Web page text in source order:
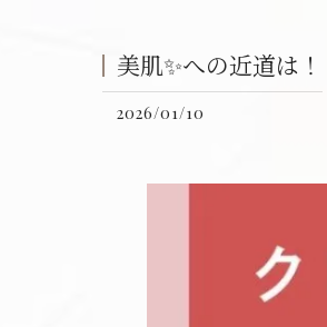
美肌✨への近道は！
2026/01/10